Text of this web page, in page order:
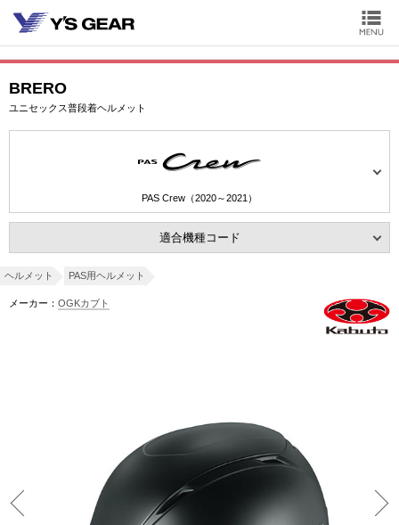
BRERO
ユニセックス普段着ヘルメット
PAS Crew（2020～2021）
適合機種コード
ヘルメット PAS用ヘルメット
メーカー： OGKカブト